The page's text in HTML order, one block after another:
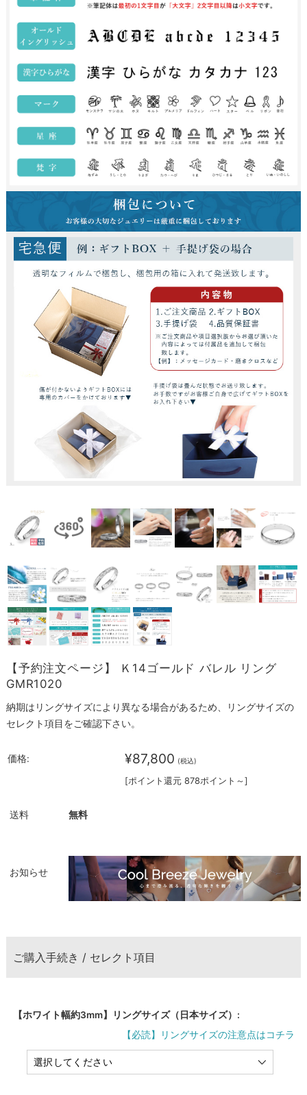
【予約注文ページ】 Ｋ14ゴールド バレル リング
GMR1020
納期はリングサイズにより異なる場合があるため、リングサイズの
セレクト項目をご確認下さい。
価格: ¥87,800 (税込)
[ポイント還元 878ポイント～]
送料 無料
お知らせ
ご購入手続き / セレクト項目
【ホワイト幅約3mm】リングサイズ（日本サイズ）:
【必読】リングサイズの注意点はコチラ